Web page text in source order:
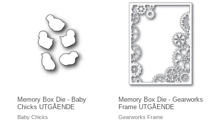
Memory Box Die - Baby
Chicks UTGÅENDE
Baby Chicks
Memory Box Die - Gearworks
Frame UTGÅENDE
Gearworks Frame